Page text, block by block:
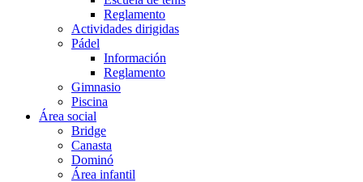
Reglamento
Actividades dirigidas
Pádel
Información
Reglamento
Gimnasio
Piscina
Área social
Bridge
Canasta
Dominó
Área infantil